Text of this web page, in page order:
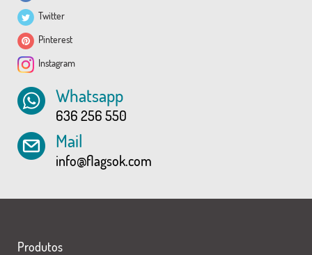
Twitter
Pinterest
Instagram
Whatsapp
636 256 550
Mail
info@flagsok.com
Produtos